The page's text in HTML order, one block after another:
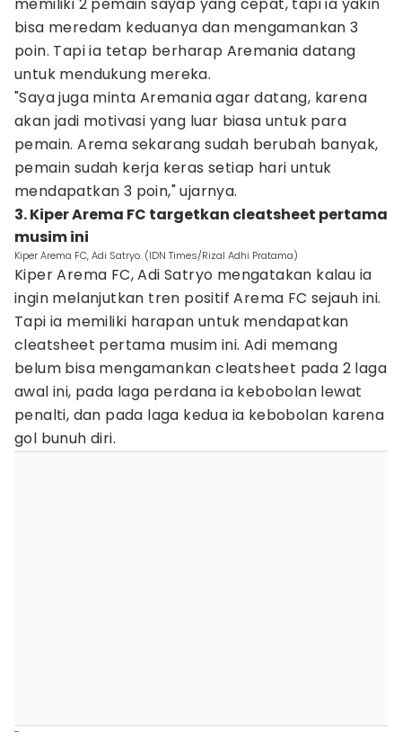
bisa meredam keduanya dan mengamankan 3
poin. Tapi ia tetap berharap Aremania datang
untuk mendukung mereka.
"Saya juga minta Aremania agar datang, karena
akan jadi motivasi yang luar biasa untuk para
pemain. Arema sekarang sudah berubah banyak,
pemain sudah kerja keras setiap hari untuk
mendapatkan 3 poin," ujarnya.
3. Kiper Arema FC targetkan cleatsheet pertama
musim ini
Kiper Arema FC, Adi Satryo. (IDN Times/Rizal Adhi Pratama)
Kiper Arema FC, Adi Satryo mengatakan kalau ia
ingin melanjutkan tren positif Arema FC sejauh ini.
Tapi ia memiliki harapan untuk mendapatkan
cleatsheet pertama musim ini. Adi memang
belum bisa mengamankan cleatsheet pada 2 laga
awal ini, pada laga perdana ia kebobolan lewat
penalti, dan pada laga kedua ia kebobolan karena
gol bunuh diri.